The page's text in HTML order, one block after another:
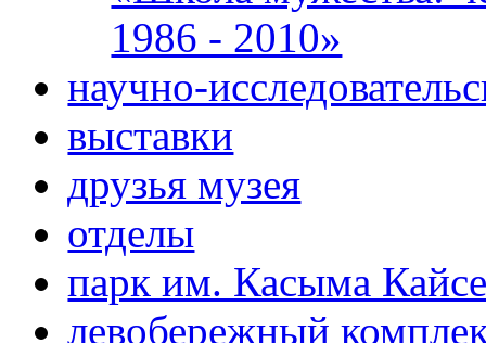
1986 - 2010»
научно-
выставки
друзья музея
отделы
парк им. Касыма
левобережный